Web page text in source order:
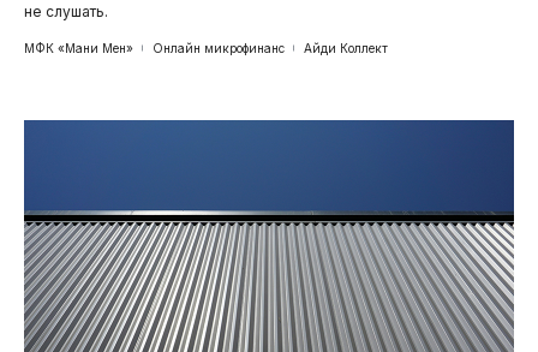
не слушать.
МФК «Мани Мен» Онлайн микрофинанс Айди Коллект